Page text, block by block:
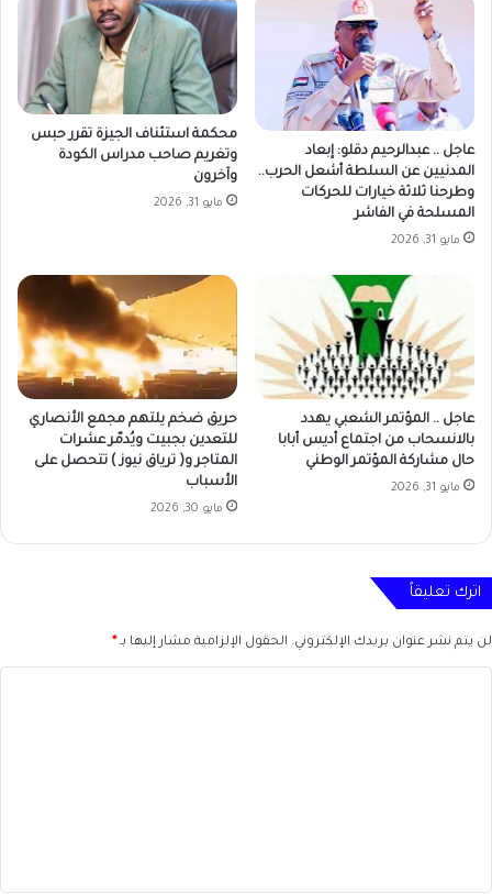
عاجل .. عبدالرحيم دقلو: إبعاد
المدنيين عن السلطة أشعل الحرب..
وطرحنا ثلاثة خيارات للحركات
المسلحة في الفاشر
مايو 31, 2026
محكمة استئناف الجيزة تقرر حبس
وتغريم صاحب مدراس الكودة
وآخرون
مايو 31, 2026
عاجل .. المؤتمر الشعبي يهدد
بالانسحاب من اجتماع أديس أبابا
حال مشاركة المؤتمر الوطني
مايو 31, 2026
حريق ضخم يلتهم مجمع الأنصاري
للتعدين بجبيت ويُدمّر عشرات
المتاجر و( ترياق نيوز ) تتحصل على
الأسباب
مايو 30, 2026
اترك تعليقاً
لن يتم نشر عنوان بريدك الإلكتروني. الحقول الإلزامية مشار إليها بـ*